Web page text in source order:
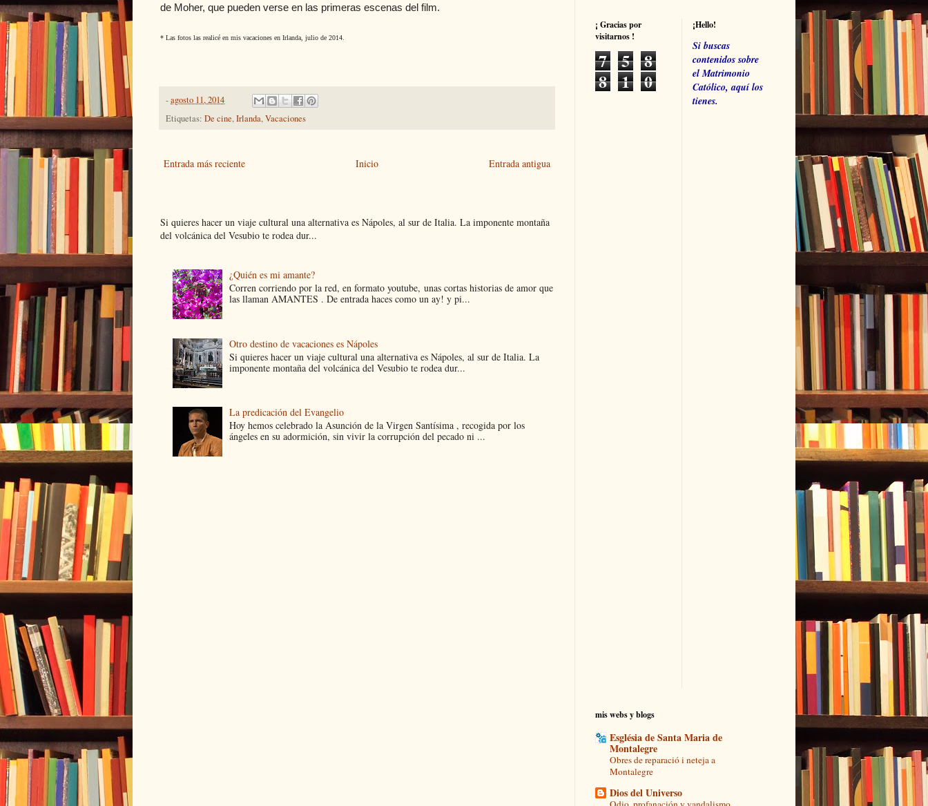
de Moher, que pueden verse en las primeras escenas del film.
* Las fotos las realicé en mis vacaciones en Irlanda, julio de 2014.
-agosto 11, 2014
Etiquetas: De cine,Irlanda,Vacaciones
Entrada más reciente Entrada antigua
Inicio
Si quieres hacer un viaje cultural una alternativa es Nápoles, al sur de Italia. La imponente montaña
del volcánica del Vesubio te rodea dur...
¿Quién es mi amante?
Corren corriendo por la red, en formato youtube, unas cortas historias de amor que
las llaman AMANTES . De entrada haces como un ay! y pi...
Otro destino de vacaciones es Nápoles
Si quieres hacer un viaje cultural una alternativa es Nápoles, al sur de Italia. La
imponente montaña del volcánica del Vesubio te rodea dur...
La predicación del Evangelio
Hoy hemos celebrado la Asunción de la Virgen Santísima , recogida por los
ángeles en su adormición, sin vivir la corrupción del pecado ni ...
¡ Gracias por
visitarnos !
7 5 8
8 1 0
¡Hello!
Si buscas
contenidos sobre
el Matrimonio
Católico, aquí los
tienes.
mis webs y blogs
Església de Santa Maria de
Montalegre
Obres de reparació i neteja a
Montalegre
Dios del Universo